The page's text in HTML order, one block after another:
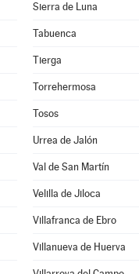
Sierra de Luna
Tabuenca
Tierga
Torrehermosa
Tosos
Urrea de Jalón
Val de San Martín
Velilla de Jiloca
Villafranca de Ebro
Villanueva de Huerva